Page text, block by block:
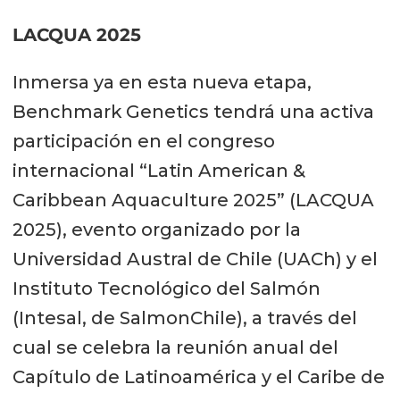
LACQUA 2025
Inmersa ya en esta nueva etapa,
Benchmark Genetics tendrá una activa
participación en el congreso
internacional “Latin American &
Caribbean Aquaculture 2025” (LACQUA
2025), evento organizado por la
Universidad Austral de Chile (UACh) y el
Instituto Tecnológico del Salmón
(Intesal, de SalmonChile), a través del
cual se celebra la reunión anual del
Capítulo de Latinoamérica y el Caribe de